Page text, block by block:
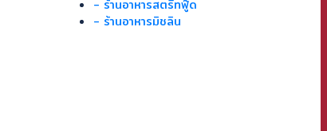
- ร้านอาหารสตรีทฟู๊ด
- ร้านอาหารมิชลิน